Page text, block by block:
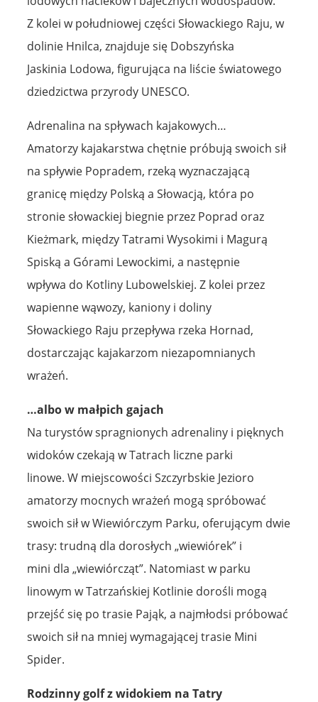
Z kolei w południowej części Słowackiego Raju, w
dolinie Hnilca, znajduje się Dobszyńska
Jaskinia Lodowa, figurująca na liście światowego
dziedzictwa przyrody UNESCO.
Adrenalina na spływach kajakowych…
Amatorzy kajakarstwa chętnie próbują swoich sił
na spływie Popradem, rzeką wyznaczającą
granicę między Polską a Słowacją, która po
stronie słowackiej biegnie przez Poprad oraz
Kieżmark, między Tatrami Wysokimi i Magurą
Spiską a Górami Lewockimi, a następnie
wpływa do Kotliny Lubowelskiej. Z kolei przez
wapienne wąwozy, kaniony i doliny
Słowackiego Raju przepływa rzeka Hornad,
dostarczając kajakarzom niezapomnianych
wrażeń.
…albo w małpich gajach
Na turystów spragnionych adrenaliny i pięknych
widoków czekają w Tatrach liczne parki
linowe. W miejscowości Szczyrbskie Jezioro
amatorzy mocnych wrażeń mogą spróbować
swoich sił w Wiewiórczym Parku, oferującym dwie
trasy: trudną dla dorosłych „wiewiórek” i
mini dla „wiewiórcząt”. Natomiast w parku
linowym w Tatrzańskiej Kotlinie dorośli mogą
przejść się po trasie Pająk, a najmłodsi próbować
swoich sił na mniej wymagającej trasie Mini
Spider.
Rodzinny golf z widokiem na Tatry